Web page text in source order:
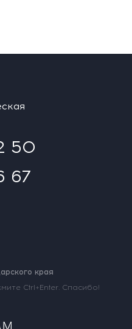
50
67
края
Ctrl+Enter. Спасибо!